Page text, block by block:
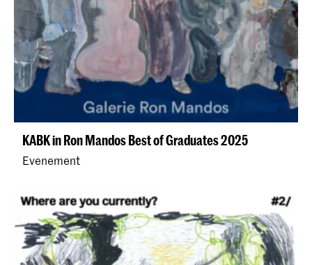
KABK in Ron Mandos Best of Graduates 2025
Evenement